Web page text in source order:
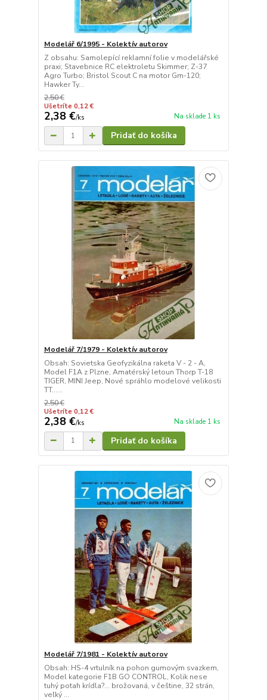
Modelář 6/1995 - Kolektív autorov
Z obsahu: Samolepící reklamní folie v modelářské
praxi; Stavebnice RC elektroletu Skimmer; Z-37
Agro Turbo; Bristol Scout C na motor Gm-120;
Hawker Ty...
2,50 €
Ušetríte 0,12 €
2,38 €/ks Na sklade 1 ks
Pridať do košíka
Modelář 7/1979 - Kolektív autorov
Obsah: Sovietska Geofyzikálna raketa V - 2 - A,
Model F1A z Plzne, Amatérský letoun Thorp T-18
TIGER, MINI Jeep, Nové spráhlo modelové velikosti
TT......
2,50 €
Ušetríte 0,12 €
2,38 €/ks Na sklade 1 ks
Pridať do košíka
Modelář 7/1981 - Kolektív autorov
Obsah: HS-4 vrtulník na pohon gumovým svazkem,
Model kategorie F1B GO CONTROL, Kolik nese
tuhý potah krídla?... brožovaná, v češtine, 32 strán,
veľký ...